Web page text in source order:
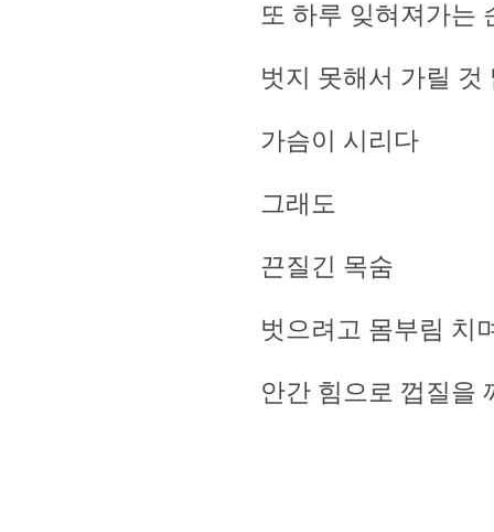
또 하루 잊혀져가는
벗지 못해서 가릴 것
가슴이 시리다
그래도
끈질긴 목숨
벗으려고 몸부림 치
안간 힘으로 껍질을